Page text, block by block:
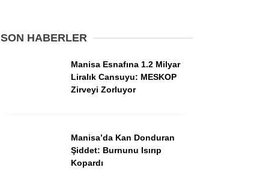
Dünya
Asayiş
Siyaset
SON HABERLER
Manisa Esnafına 1.2 Milyar
Liralık Cansuyu: MESKOP
Zirveyi Zorluyor
Manisa’da Kan Donduran
Şiddet: Burnunu Isırıp
Kopardı